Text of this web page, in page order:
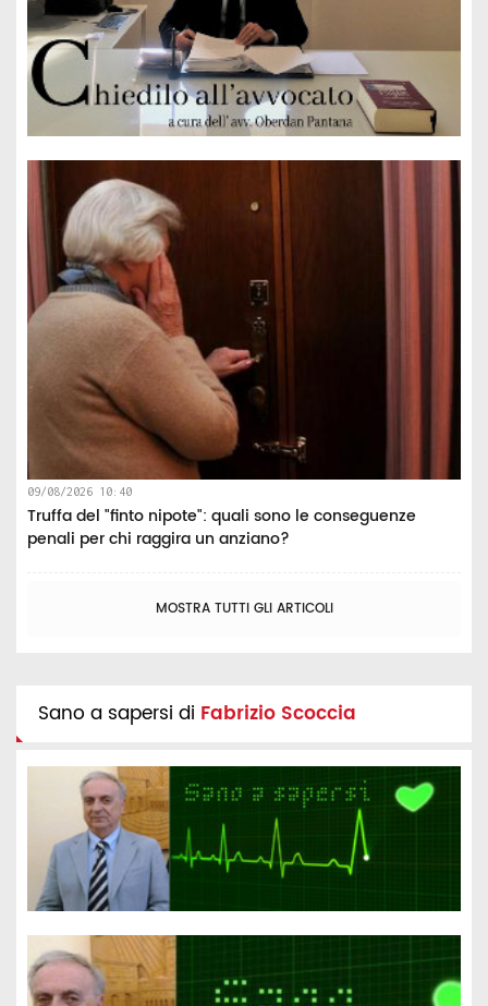
09/08/2026 10:40
Truffa del "finto nipote": quali sono le conseguenze
penali per chi raggira un anziano?
MOSTRA TUTTI GLI ARTICOLI
Sano a sapersi di Fabrizio Scoccia